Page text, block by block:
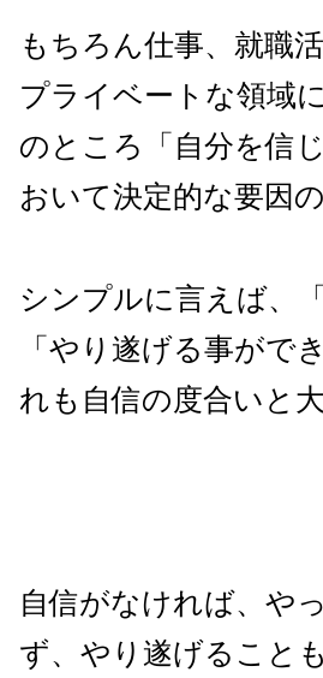
もちろん仕事、就職
プライベートな領域
のところ「自分を信
おいて決定的な要因
シンプルに言えば、
「やり遂げる事がで
れも自信の度合いと
自信がなければ、や
ず、やり遂げること